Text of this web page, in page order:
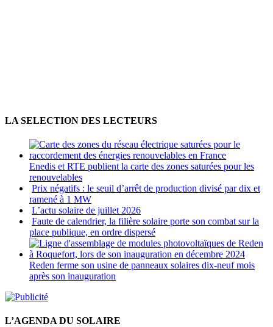
LA SELECTION DES LECTEURS
Enedis et RTE publient la carte des zones saturées pour les
renouvelables
Prix négatifs : le seuil d’arrêt de production divisé par dix et
ramené à 1 MW
L’actu solaire de juillet 2026
Faute de calendrier, la filière solaire porte son combat sur la
place publique, en ordre dispersé
Reden ferme son usine de panneaux solaires dix-neuf mois
après son inauguration
L’AGENDA DU SOLAIRE